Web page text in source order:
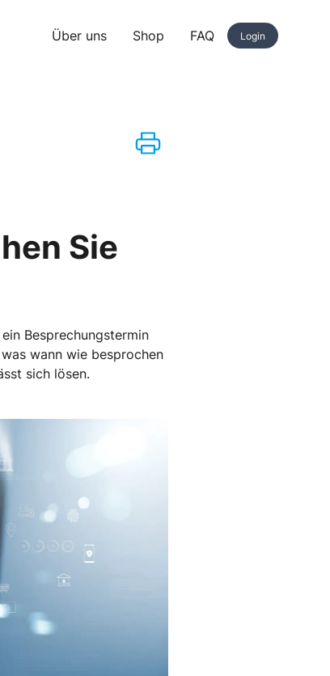
Über uns Shop FAQ Login
Sie
Besprechungstermin
wann wie besprochen
sich lösen.